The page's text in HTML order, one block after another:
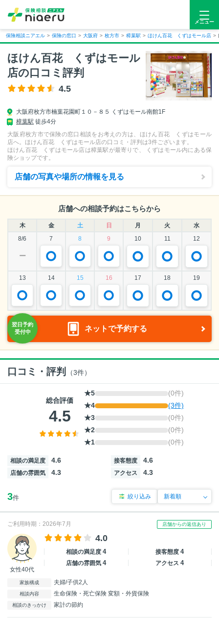
メニュー
保険相談ニアエル > 保険の窓口 > 大阪府 > 枚方市 > 樟葉駅 > ほけん百花 くずはモール店 >
ほけん百花 くずはモール
店の口コミ評判
4.5
大阪府枚方市楠葉花園町１０－８５ くずはモール南館1F
樟葉駅 徒歩4分
大阪府枚方市で保険の窓口相談をお考えの方は、ほけん百花 くずはモール
店へ。ほけん百花 くずはモール店の口コミ・評判は3件ございます。
ほけん百花 くずはモール店は樟葉駅が最寄りで、 くずはモール内にある保
険ショップです。
店舗の写真や場所の情報を見る
店舗への相談予約はこちらから
木 金 土 日 月 火
水
8/6
7 8 9 10 11 12
ー
13 14 15 16 17 18 19
ネットで予約する
口コミ・評判 （3件）
総合評価
4.5
★5
(0件)
★4
(3件)
★3
(0件)
★2
(0件)
★1
(0件)
相談の満足度 4.6 接客態度 4.6
店舗の雰囲気 4.3 アクセス 4.3
3件 絞り込み
ご利用時期：2026年7月 店舗からの返信あり
女性40代
4.0
相談の満足度4 接客態度4
店舗の雰囲気4 アクセス4
家族構成 夫婦/子供2人
相談内容 生命保険・死亡保険 変額・外貨保険
相談のきっかけ 家計の節約